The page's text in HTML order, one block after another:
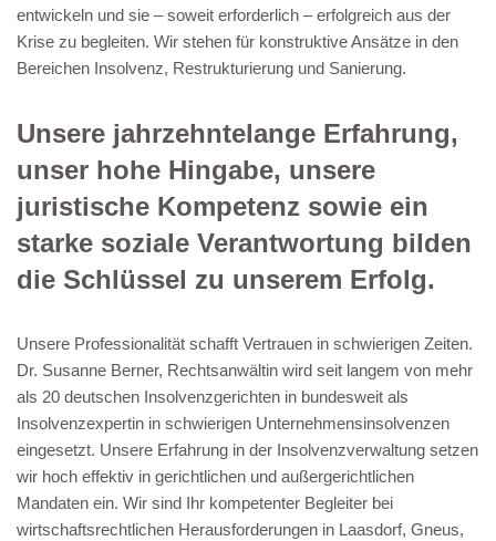
entwickeln und sie – soweit erforderlich – erfolgreich aus der
Krise zu begleiten. Wir stehen für konstruktive Ansätze in den
Bereichen Insolvenz, Restrukturierung und Sanierung.
Unsere jahrzehntelange Erfahrung,
unser hohe Hingabe, unsere
juristische Kompetenz sowie ein
starke soziale Verantwortung bilden
die Schlüssel zu unserem Erfolg.
Unsere Professionalität schafft Vertrauen in schwierigen Zeiten.
Dr. Susanne Berner, Rechtsanwältin wird seit langem von mehr
als 20 deutschen Insolvenzgerichten in bundesweit als
Insolvenzexpertin in schwierigen Unternehmensinsolvenzen
eingesetzt. Unsere Erfahrung in der Insolvenzverwaltung setzen
wir hoch effektiv in gerichtlichen und außergerichtlichen
Mandaten ein. Wir sind Ihr kompetenter Begleiter bei
wirtschaftsrechtlichen Herausforderungen in Laasdorf, Gneus,